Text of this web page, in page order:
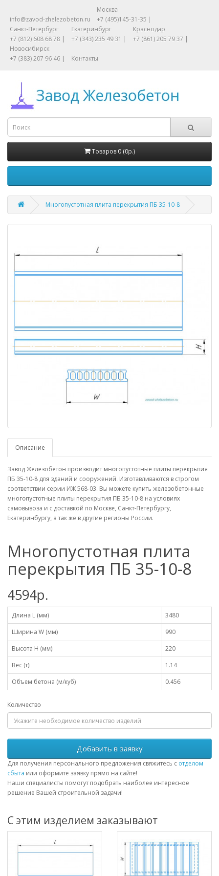
info@zavod-zhelezobeton.ru
Москва
+7 (495)145-31-35 |
Санкт-Петербург
+7 (812) 608 68 78 |
Екатеринбург
+7 (343) 235 49 31 |
Краснодар
+7 (861) 205 79 37 |
Новосибирск
+7 (383) 207 96 46 |
Контакты
Товаров 0 (0р.)
Многопустотная плита перекрытия ПБ 35-10-8
Описание
Завод Железобетон производит многопустотные плиты перекрытия
ПБ 35-10-8 для зданий и сооружений. Изготавливаются в строгом
соответствии серии ИЖ 568-03. Вы можете купить железобетонные
многопустотные плиты перекрытия ПБ 35-10-8 на условиях
самовывоза и с доставкой по Москве, Санкт-Петербургу,
Екатеринбургу, а так же в другие регионы России.
Многопустотная плита
перекрытия ПБ 35-10-8
4594р.
Длина L (мм)
3480
Ширина W (мм)
990
Высота H (мм)
220
Вес (т)
1.14
Объем бетона (м/куб)
0.456
Количество
Добавить в заявку
Для получения персонального предложения свяжитесь с отделом
сбыта или оформите заявку прямо на сайте!
Наши специалисты помогут подобрать наиболее интересное
решение Вашей строительной задачи!
С этим изделием заказывают